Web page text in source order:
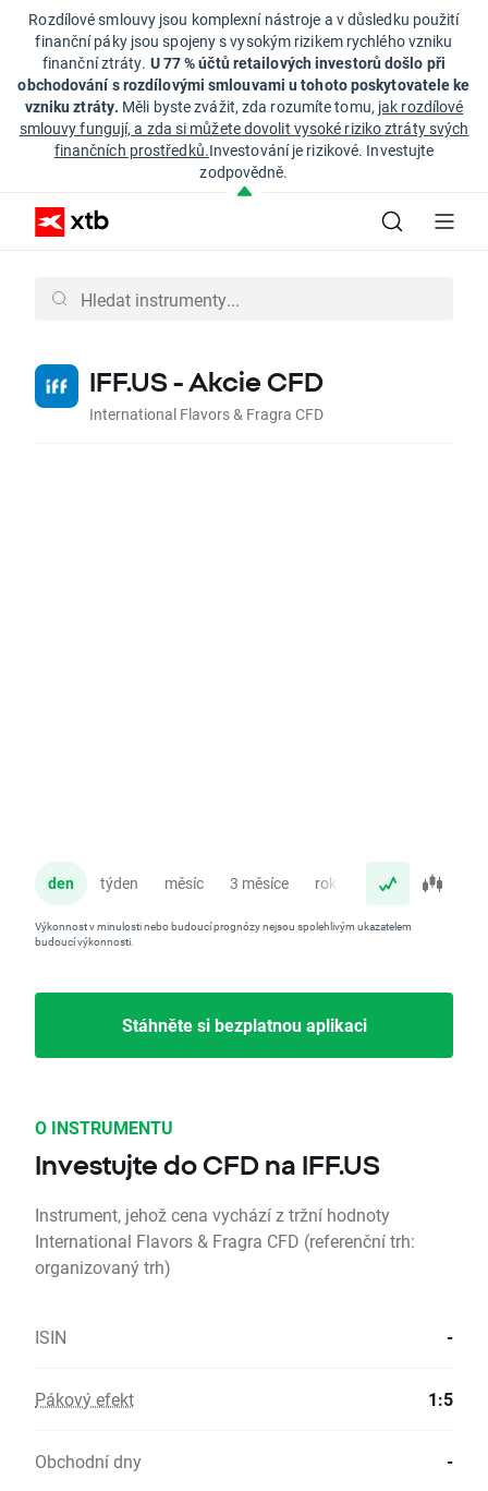
Rozdílové smlouvy jsou komplexní nástroje a v důsledku použití
finanční páky jsou spojeny s vysokým rizikem rychlého vzniku
finanční ztráty. U 77 % účtů retailových investorů došlo při
obchodování s rozdílovými smlouvami u tohoto poskytovatele ke
vzniku ztráty. Měli byste zvážit, zda rozumíte tomu, jak rozdílové
smlouvy fungují, a zda si můžete dovolit vysoké riziko ztráty svých
finančních prostředků.Investování je rizikové. Investujte
zodpovědně.
IFF.US - Akcie CFD
International Flavors & Fragra CFD
den týden měsíc 3 měsíce rok
Výkonnost v minulosti nebo budoucí prognózy nejsou spolehlivým ukazatelem
budoucí výkonnosti.
Stáhněte si bezplatnou aplikaci
O INSTRUMENTU
Investujte do CFD na IFF.US
Instrument, jehož cena vychází z tržní hodnoty
International Flavors & Fragra CFD (referenční trh:
organizovaný trh)
ISIN -
Pákový efekt 1:5
Obchodní dny -